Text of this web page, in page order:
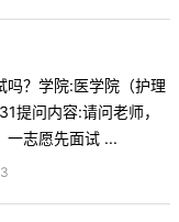
吗？学院:医学院（护理
问内容:请问老师，
一志愿先面试 ...